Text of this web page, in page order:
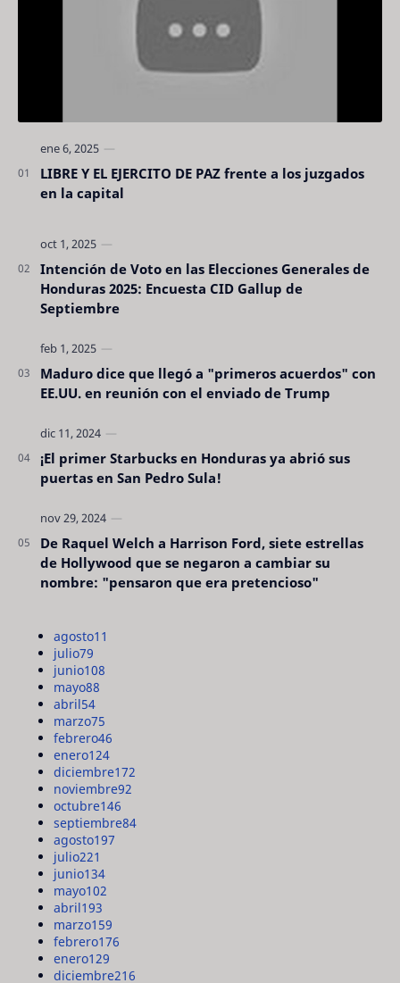
LIBRE Y EL EJERCITO DE PAZ frente a los juzgados
en la capital
Intención de Voto en las Elecciones Generales de
Honduras 2025: Encuesta CID Gallup de
Septiembre
Maduro dice que llegó a "primeros acuerdos" con
EE.UU. en reunión con el enviado de Trump
¡El primer Starbucks en Honduras ya abrió sus
puertas en San Pedro Sula!
De Raquel Welch a Harrison Ford, siete estrellas
de Hollywood que se negaron a cambiar su
nombre: "pensaron que era pretencioso"
agosto11
julio79
junio108
mayo88
abril54
marzo75
febrero46
enero124
diciembre172
noviembre92
octubre146
septiembre84
agosto197
julio221
junio134
mayo102
abril193
marzo159
febrero176
enero129
diciembre216